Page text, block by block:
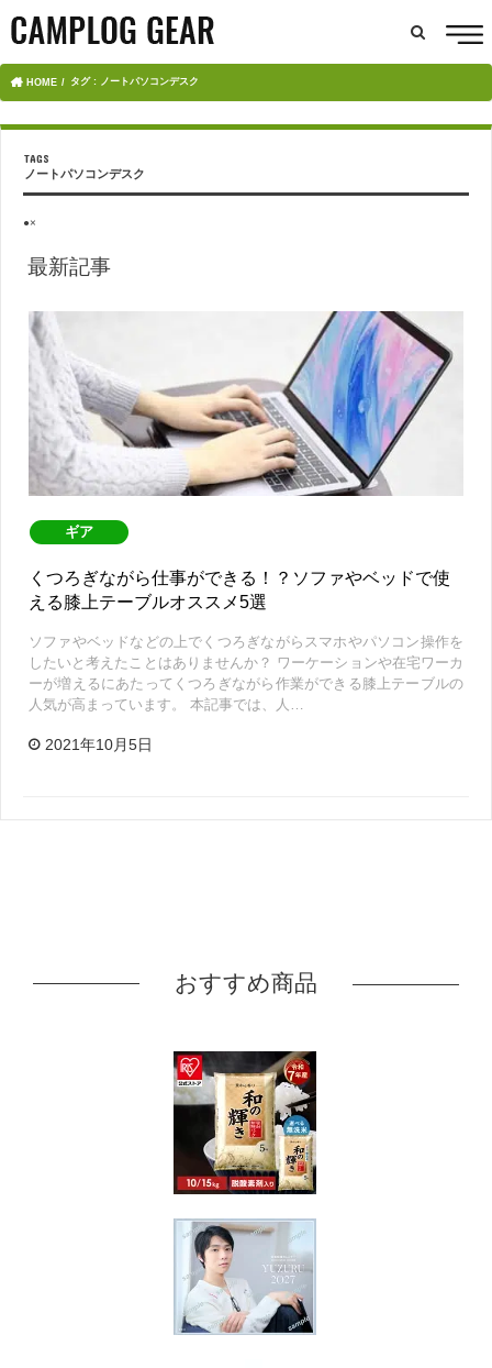
HOME タグ : ノートパソコンデスク
ノートパソコンデスク
●×
最新記事
ギア
くつろぎながら仕事ができる！？ソファやベッドで使
える膝上テーブルオススメ5選
ソファやベッドなどの上でくつろぎながらスマホやパソコン操作を
したいと考えたことはありませんか？ ワーケーションや在宅ワーカ
ーが増えるにあたってくつろぎながら作業ができる膝上テーブルの
人気が高まっています。 本記事では、人…
2021年10月5日
おすすめ商品